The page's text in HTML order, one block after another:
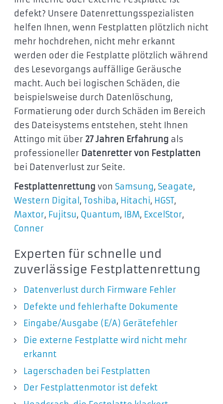
defekt? Unsere Datenrettungsspezialisten
helfen Ihnen, wenn Festplatten plötzlich nicht
mehr hochdrehen, nicht mehr erkannt
werden oder die Festplatte plötzlich während
des Lesevorgangs auffällige Geräusche
macht. Auch bei logischen Schäden, die
beispielsweise durch Datenlöschung,
Formatierung oder durch Schäden im Bereich
des Dateisystems entstehen, steht Ihnen
Attingo mit über 27 Jahren Erfahrung als
professioneller Datenretter von Festplatten
bei Datenverlust zur Seite.
Festplattenrettung von Samsung, Seagate,
Western Digital , Toshiba, Hitachi, HGST,
Maxtor, Fujitsu, Quantum, IBM, ExcelStor,
Conner
Experten für schnelle und
zuverlässige Festplattenrettung
Datenverlust durch Firmware Fehler
Defekte und fehlerhafte Dokumente
Eingabe/Ausgabe (E/A) Gerätefehler
Die externe Festplatte wird nicht mehr
erkannt
Lagerschaden bei Festplatten
Der Festplattenmotor ist defekt